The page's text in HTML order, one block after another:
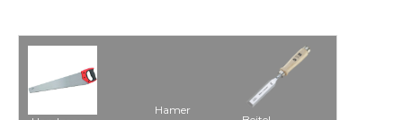
Hamer